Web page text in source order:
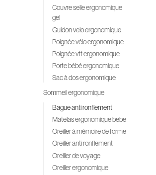
Couvre selle ergonomique
gel
Guidon velo ergonomique
Poignée vélo ergonomique
Poignée vtt ergonomique
Porte bébé ergonomique
Sac à dos ergonomique
Sommeil ergonomique
Bague anti ronflement
Matelas ergonomique bebe
Oreiller à mémoire de forme
Oreiller anti ronflement
Oreiller de voyage
Oreiller ergonomique